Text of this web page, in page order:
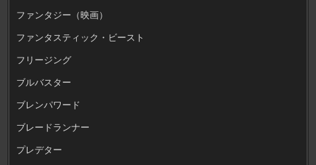
ファンタジー（映画）
ファンタスティック・ビースト
フリージング
ブルバスター
ブレンパワード
ブレードランナー
プレデター